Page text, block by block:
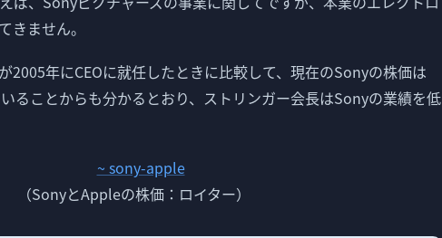
きません。
2005年にCEOに就任したときに比較して、現在のSonyの株価は
ることからも分かるとおり、ストリンガー会長はSonyの業績を低
（SonyとAppleの株価：ロイター）